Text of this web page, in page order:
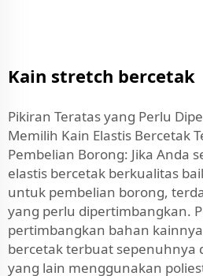
Kain stretch bercetak
Pikiran Teratas yang Perlu
Memilih Kain Elastis Bercetak
Pembelian Borong: Jika Anda
elastis bercetak berkualitas
untuk pembelian borong,
yang perlu dipertimbangkan.
pertimbangkan bahan
bercetak terbuat sepenuhnya
yang lain menggunakan